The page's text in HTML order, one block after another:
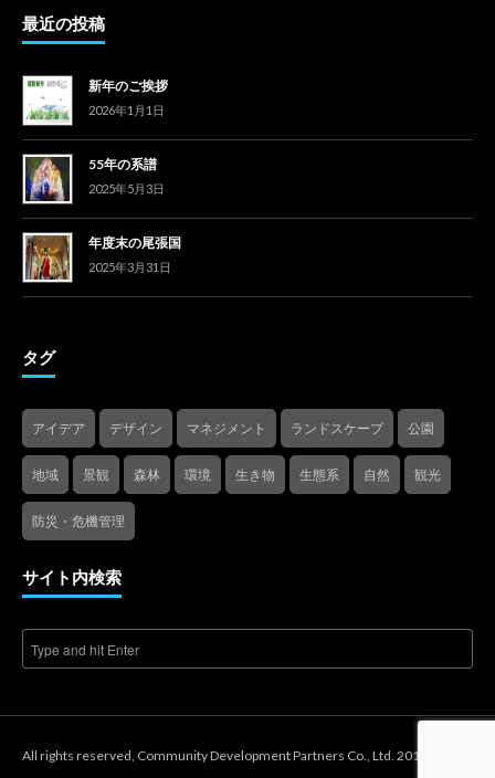
最近の投稿
新年のご挨拶
2026年1月1日
55年の系譜
2025年5月3日
年度末の尾張国
2025年3月31日
タグ
アイデア デザイン マネジメント ランドスケープ 公園
地域 景観 森林 環境 生き物 生態系 自然 観光
防災・危機管理
サイト内検索
All rights reserved, Community Development Partners Co., Ltd. 2018